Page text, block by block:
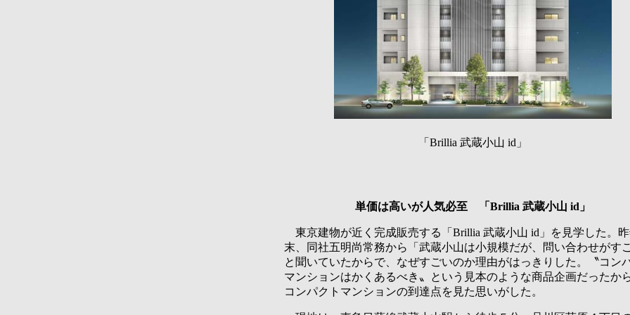
「Brillia 武蔵小山 id」
単価は高いが人気必至 「Brillia 武蔵小山 id」
東京建物が近く完成販売する「Brillia 武蔵小山 id」を見学した。
末、同社五明尚常務から「武蔵小山は小規模だが、問い合わせがすご
と聞いていたからで、なぜすごいのか理由がはっきりした。〝コン
マンションはかくあるべき〟という見本のような商品企画だったから
コンパクトマンションの到達点を見た思いがした。